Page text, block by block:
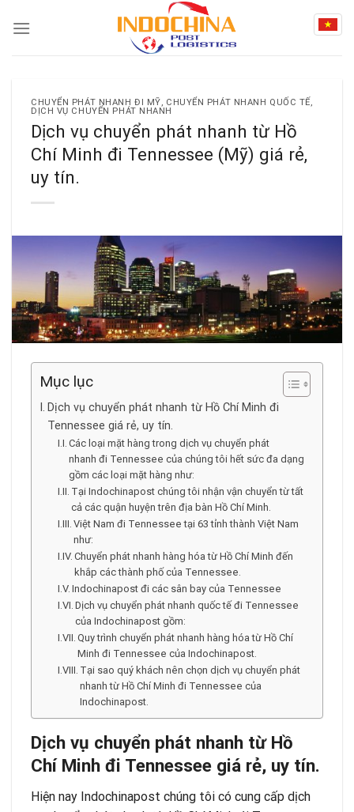
CHUYỂN PHÁT NHANH ĐI MỸ, CHUYỂN PHÁT NHANH QUỐC TẾ,
DỊCH VỤ CHUYỂN PHÁT NHANH
Dịch vụ chuyển phát nhanh từ Hồ
Chí Minh đi Tennessee (Mỹ) giá rẻ,
uy tín.
Mục lục
Dịch vụ chuyển phát nhanh từ Hồ Chí Minh đi
Tennessee giá rẻ, uy tín.
Các loại mặt hàng trong dịch vụ chuyển phát
nhanh đi Tennessee của chúng tôi hết sức đa dạng
gồm các loại mặt hàng như:
Tại Indochinapost chúng tôi nhận vận chuyển từ tất
cả các quận huyện trên địa bàn Hồ Chí Minh.
Việt Nam đi Tennessee tại 63 tỉnh thành Việt Nam
như:
Chuyển phát nhanh hàng hóa từ Hồ Chí Minh đến
khắp các thành phố của Tennessee.
Indochinapost đi các sân bay của Tennessee
Dịch vụ chuyển phát nhanh quốc tế đi Tennessee
của Indochinapost gồm:
Quy trình chuyển phát nhanh hàng hóa từ Hồ Chí
Minh đi Tennessee của Indochinapost.
Tại sao quý khách nên chọn dịch vụ chuyển phát
nhanh từ Hồ Chí Minh đi Tennessee của
Indochinapost.
Dịch vụ chuyển phát nhanh từ Hồ
Chí Minh đi Tennessee giá rẻ, uy tín.
Hiện nay Indochinapost chúng tôi có cung cấp dịch